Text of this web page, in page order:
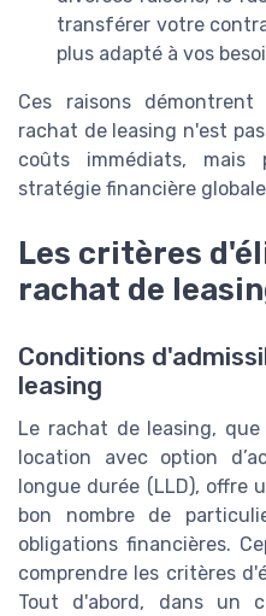
transférer votre
plus adapté à vos
Ces raisons
rachat de leasing n'est
coûts immédiats,
stratégie financière
Les critères
rachat de
Conditions
leasing
Le rachat de leasing,
location avec option
longue durée (LLD), offre
bon nombre de
obligations financières.
comprendre les critères
Tout d'abord, dans un